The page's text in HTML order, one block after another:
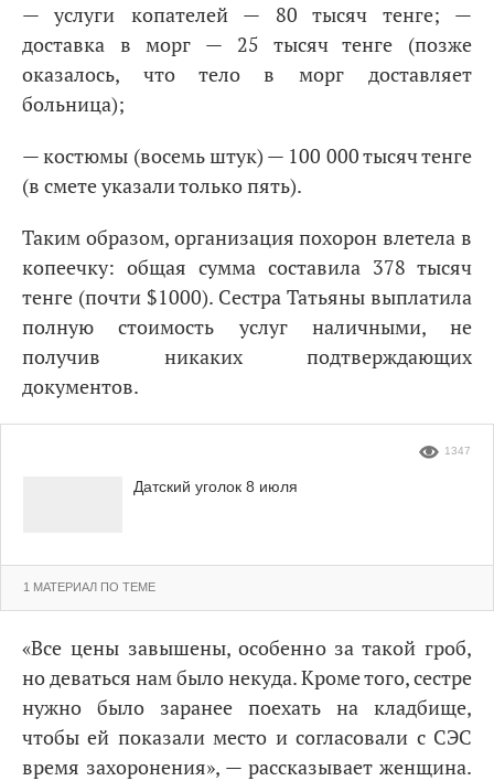
— услуги копателей — 80 тысяч тенге; —
доставка в морг — 25 тысяч тенге (позже
оказалось, что тело в морг доставляет
больница);
— костюмы (восемь штук) — 100 000 тысяч тенге
(в смете указали только пять).
Таким образом, организация похорон влетела в
копеечку: общая сумма составила 378 тысяч
тенге (почти $1000). Сестра Татьяны выплатила
полную стоимость услуг наличными, не
получив никаких подтверждающих
документов.
Датский уголок 8 июля
1347
1 МАТЕРИАЛ ПО ТЕМЕ
«Все цены завышены, особенно за такой гроб,
но деваться нам было некуда. Кроме того, сестре
нужно было заранее поехать на кладбище,
чтобы ей показали место и согласовали с СЭС
время захоронения», — рассказывает женщина.